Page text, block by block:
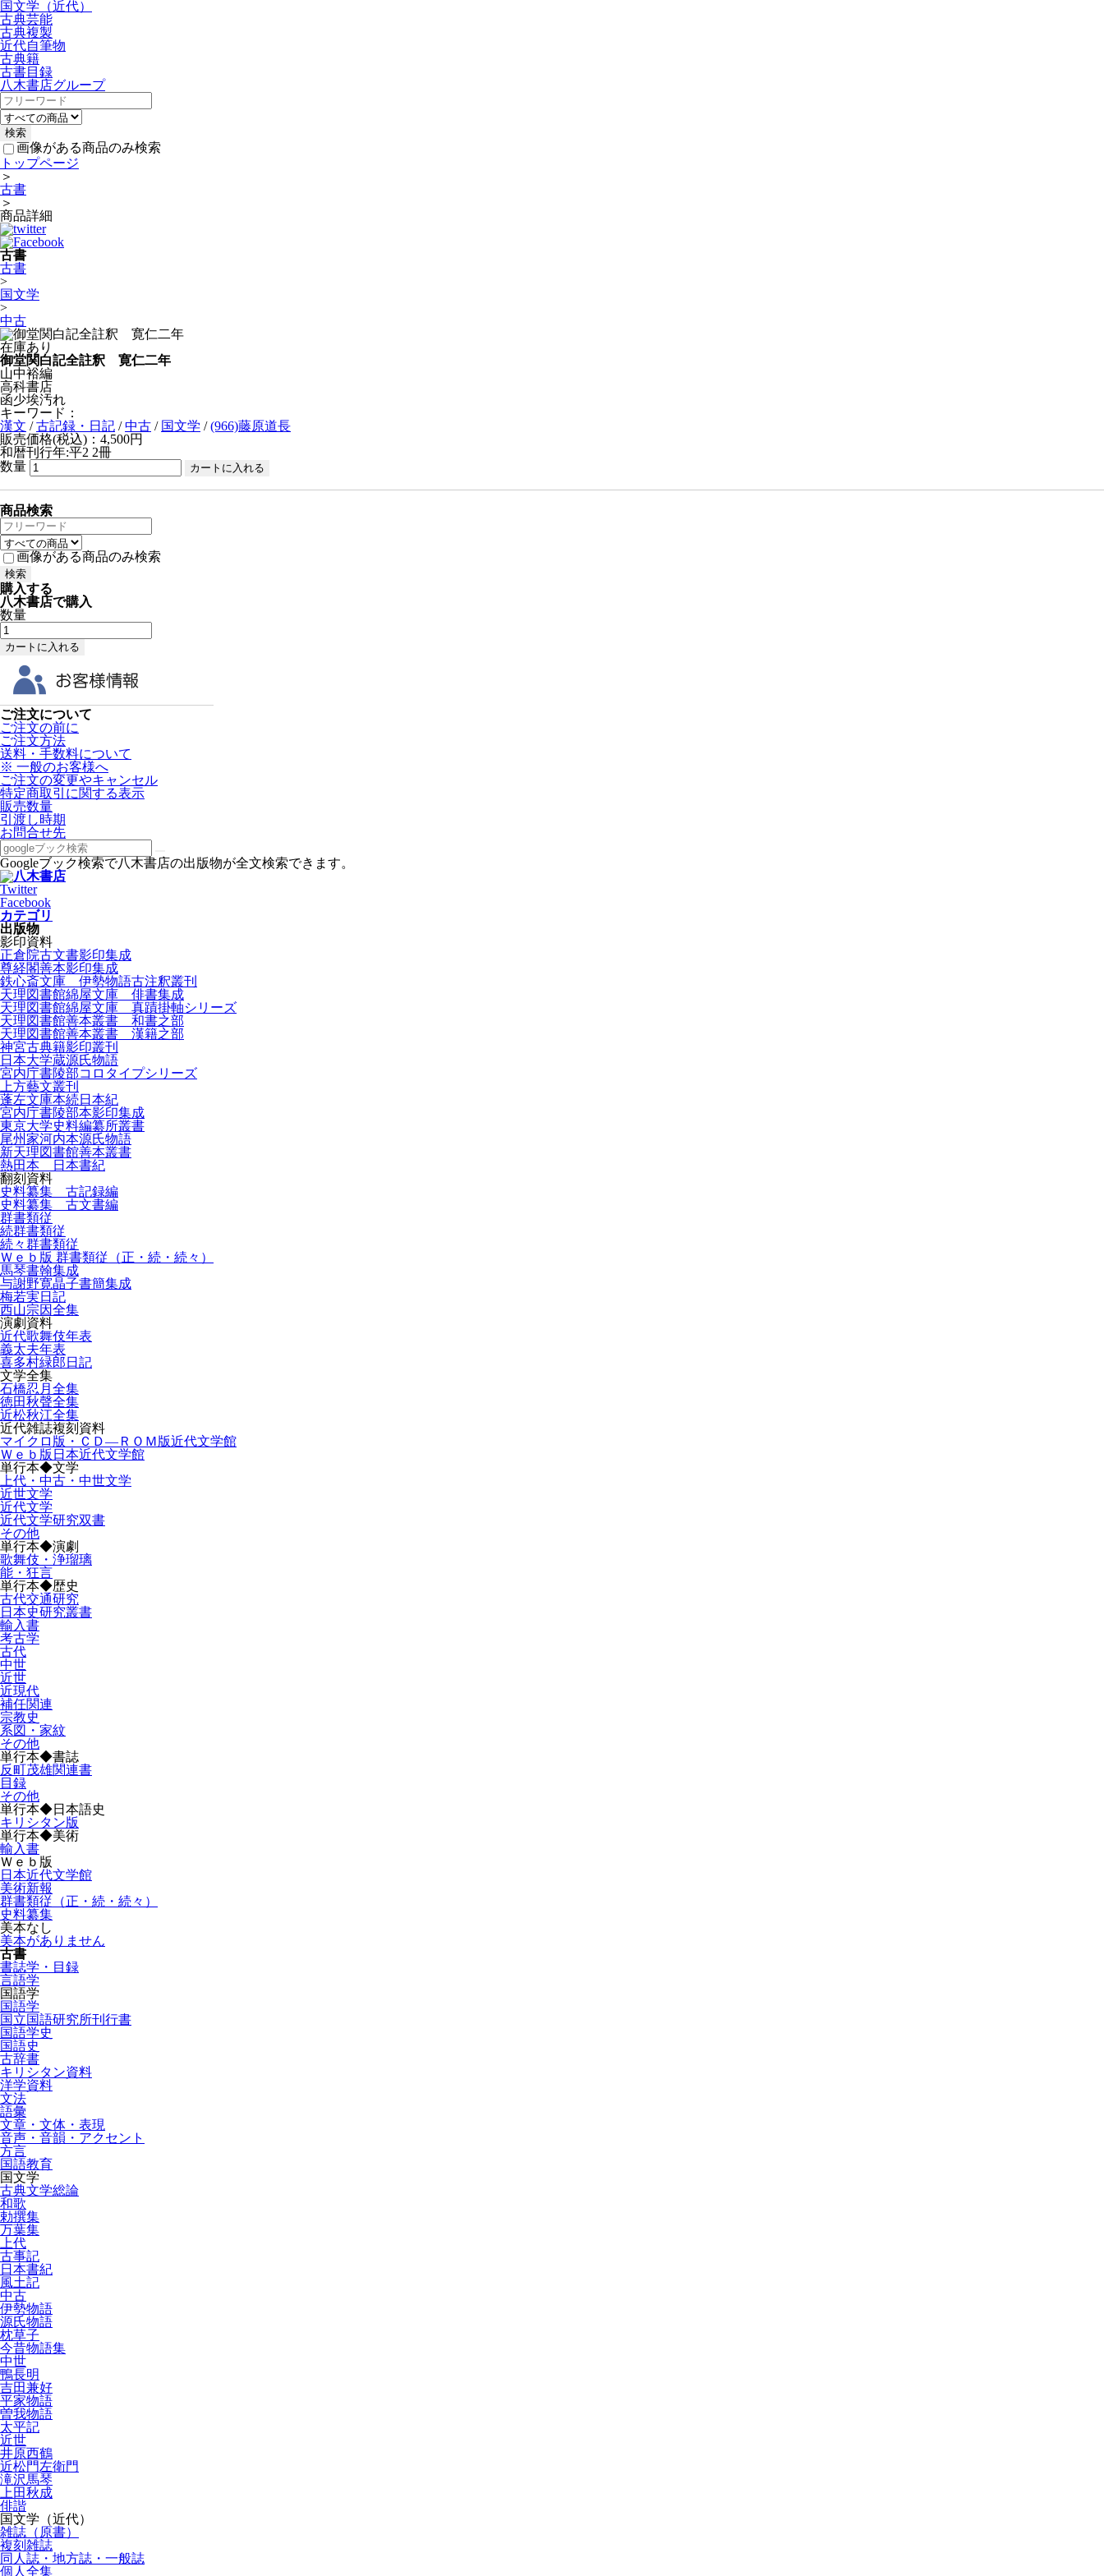
国文学（近代）
古典芸能
古典複製
近代自筆物
古典籍
古書目録
八木書店グループ
画像がある商品のみ検索
トップページ
＞
古書
＞
商品詳細
古書
古書
>
国文学
>
中古
在庫あり
御堂関白記全註釈 寛仁二年
山中裕編
高科書店
函少埃汚れ
キーワード：
漢文 /古記録・日記 /中古 / 国文学 /(966)藤原道長
販売価格(税込)：4,500円
和暦刊行年:平2 2冊
数量
商品検索
画像がある商品のみ検索
購入する
八木書店で購入
数量
ご注文について
ご注文の前に
ご注文方法
送料・手数料について
※ 一般のお客様へ
ご注文の変更やキャンセル
特定商取引に関する表示
販売数量
引渡し時期
お問合せ先
Googleブック検索で八木書店の出版物が全文検索できます。
Twitter
Facebook
カテゴリ
出版物
影印資料
正倉院古文書影印集成
尊経閣善本影印集成
鉄心斎文庫 伊勢物語古注釈叢刊
天理図書館綿屋文庫 俳書集成
天理図書館綿屋文庫 真蹟掛軸シリーズ
天理図書館善本叢書 和書之部
天理図書館善本叢書 漢籍之部
神宮古典籍影印叢刊
日本大学蔵源氏物語
宮内庁書陵部コロタイプシリーズ
上方藝文叢刊
蓬左文庫本続日本紀
宮内庁書陵部本影印集成
東京大学史料編纂所叢書
尾州家河内本源氏物語
新天理図書館善本叢書
熱田本 日本書紀
翻刻資料
史料纂集 古記録編
史料纂集 古文書編
群書類従
続群書類従
続々群書類従
Ｗｅｂ版 群書類従（正・続・続々）
馬琴書翰集成
与謝野寛晶子書簡集成
梅若実日記
西山宗因全集
演劇資料
近代歌舞伎年表
義太夫年表
喜多村緑郎日記
文学全集
石橋忍月全集
徳田秋聲全集
近松秋江全集
近代雑誌複刻資料
マイクロ版・ＣＤ―ＲＯＭ版近代文学館
Ｗｅｂ版日本近代文学館
単行本◆文学
上代・中古・中世文学
近世文学
近代文学
近代文学研究双書
その他
単行本◆演劇
歌舞伎・浄瑠璃
能・狂言
単行本◆歴史
古代交通研究
日本史研究叢書
輸入書
考古学
古代
中世
近世
近現代
補任関連
宗教史
系図・家紋
その他
単行本◆書誌
反町茂雄関連書
目録
その他
単行本◆日本語史
キリシタン版
単行本◆美術
輸入書
Ｗｅｂ版
日本近代文学館
美術新報
群書類従（正・続・続々）
史料纂集
美本なし
美本がありません
古書
書誌学・目録
言語学
国語学
国語学
国立国語研究所刊行書
国語学史
国語史
古辞書
キリシタン資料
洋学資料
文法
語彙
文章・文体・表現
音声・音韻・アクセント
方言
国語教育
国文学
古典文学総論
和歌
勅撰集
万葉集
上代
古事記
日本書紀
風土記
中古
伊勢物語
源氏物語
枕草子
今昔物語集
中世
鴨長明
吉田兼好
平家物語
曽我物語
太平記
近世
井原西鶴
近松門左衛門
滝沢馬琴
上田秋成
俳諧
国文学（近代）
雑誌（原書）
複刻雑誌
同人誌・地方誌・一般誌
個人全集